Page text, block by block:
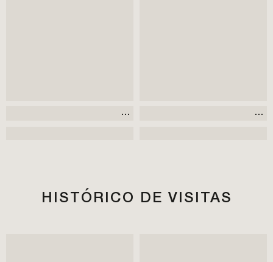
HISTÓRICO DE VISITAS